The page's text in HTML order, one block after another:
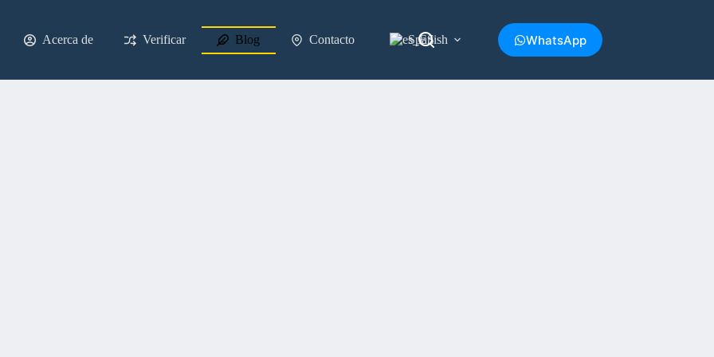
Acerca de Verificar Blog Contacto Spanish WhatsApp